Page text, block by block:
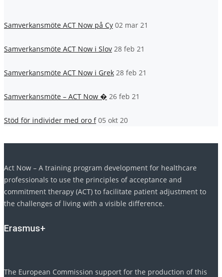
Samverkansmöte ACT Now på Cy 02 mar 21
Samverkansmöte ACT Now i Slov 28 feb 21
Samverkansmöte ACT Now i Grek 28 feb 21
Samverkansmöte – ACT Now � 26 feb 21
Stöd för individer med oro f 05 okt 20
Act Now – A training program development for healthcare
professionals to use the principles of acceptance and
commitment therapy (ACT) to facilitate patient adjustment to
the challenges of living with a visible difference.
Erasmus+
The European Commission support for the production of this